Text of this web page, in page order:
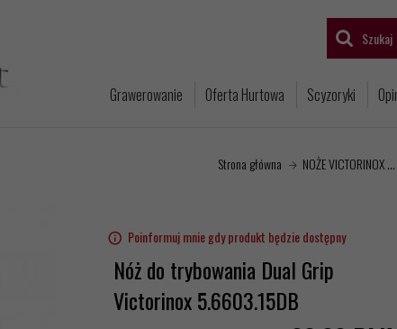
Szukaj
Grawerowanie Oferta Hurtowa Scyzoryki
Strona główna NOŻE VICTORINOX
Poinformuj mnie gdy produkt będzie dostępny
Nóż do trybowania Dual Grip
Victorinox 5.6603.15DB